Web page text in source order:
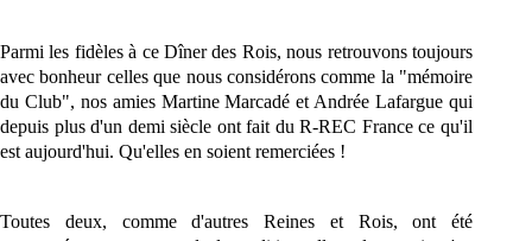
Parmi les fidèles à ce Dîner des Rois, nous retrouvons toujours
avec bonheur celles que nous considérons comme la "mémoire
du Club", nos amies Martine Marcadé et Andrée Lafargue qui
depuis plus d'un demi siècle ont fait du R-REC France ce qu'il
est aujourd'hui. Qu'elles en soient remerciées !
Toutes deux, comme d'autres Reines et Rois, ont été